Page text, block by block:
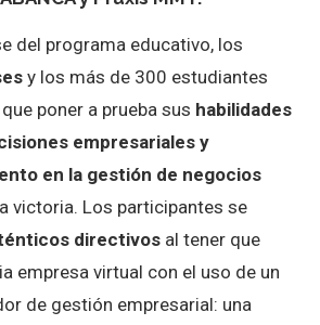
del programa educativo, los
y los más de 300 estudiantes
poner a prueba sus habilidades
empresariales y
en la gestión de negocios
victoria. Los participantes se
directivos al tener que
empresa virtual con el uso de un
de gestión empresarial: una